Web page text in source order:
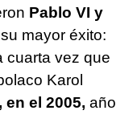
Pablo VI y
mayor éxito:
cuarta vez que
Karol
, en el 2005, año